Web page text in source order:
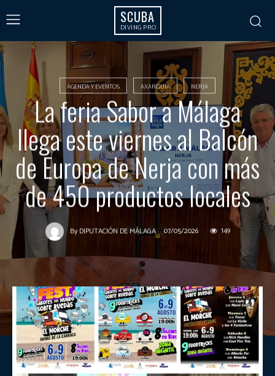
SCUBA
DIVING PRO
AGENDA Y EVENTOS AXARQUÍA NERJA
La feria Sabor a Málaga
llega este viernes al Balcón
de Europa de Nerja con más
de 450 productos locales
By DIPUTACIÓN DE MÁLAGA 07/05/2026 149